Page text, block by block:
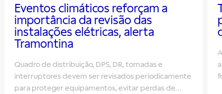
Eventos climáticos reforçam a
importância da revisão das
instalações elétricas, alerta
Tramontina
Quadro de distribuição, DPS, DR, tomadas e
interruptores devem ser revisados periodicamente
para proteger equipamentos, evitar perdas de